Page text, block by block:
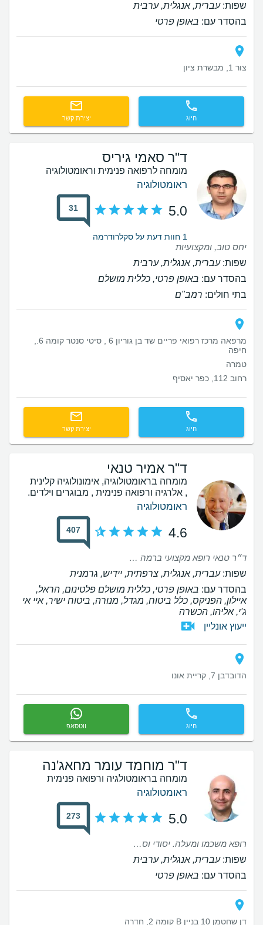
שפות:עברית, אנגלית, ערבית
בהסדר עם: באופן פרטי
צור 1, מבשרת ציון
חיוג יצירת קשר
ד"ר סאמי גיריס
מומחה לרפואה פנימית וראומטולוגיה
ראומטולוגיה
5.0
31
1 חוות דעת על סקלרודרמה
יחס טוב, ומקצועיות
שפות:עברית, אנגלית, ערבית
בהסדר עם: באופן פרטי, כללית מושלם
בתי חולים: רמב"ם
מרפאה מרכז רפואי פריים שד בן גוריון 6 , סיטי סנטר קומה 6.,
חיפה
טמרה
רחוב 112, כפר יאסיף
חיוג יצירת קשר
ד"ר אמיר טנאי
מומחה בראומטולוגיה, אימונולוגיה קלינית
, אלרגיה ורפואה פנימית , מבוגרים וילדים.
ראומטולוגיה
4.6
407
ד״ר טנאי רופא מקצועי ברמה גבוהה. הוא בודק את המטופל באופן הוליסטי ולא רק ממוקד בתחום אחד וזה הייחודי מאוד אצל ד״ר טנאי. הרי, גם אם שלל או אישר את המחלה. המטופל זוכה גם בעריכת עוד בירורים רפואיים נוספים אצל מומחים נוספים דבר הנותן תחושה של בטחון אצל המטופל, שהוא בידיים טובות מקצועיות ויחס אדיב ואנושי. תודה ד״ר טנאי ויישר כוח🙏🏻
שפות:עברית, אנגלית, צרפתית, יידיש, גרמנית
בהסדר עם: באופן פרטי, כללית מושלם פלטינום, הראל,
איילון, הפניקס, כלל ביטוח, מגדל, מנורה, ביטוח ישיר, איי אי
ג'י, אליהו, הכשרה
ייעוץ אונליין
הדובדבן 7, קריית אונו
חיוג ווטסאפ
ד"ר מוחמד עומר מחאג'נה
מומחה בראומטולגיה ורפואה פנימית
ראומטולוגיה
5.0
273
רופא משכמו ומעלה. יסודי וסבלני, הוא מסביר הכל ובודק לעומק. אני ממש שמחה שהגעתי אליו
שפות:עברית, אנגלית, ערבית
בהסדר עם: באופן פרטי
דן שחטמן 10 בניין B קומה 2, חדרה